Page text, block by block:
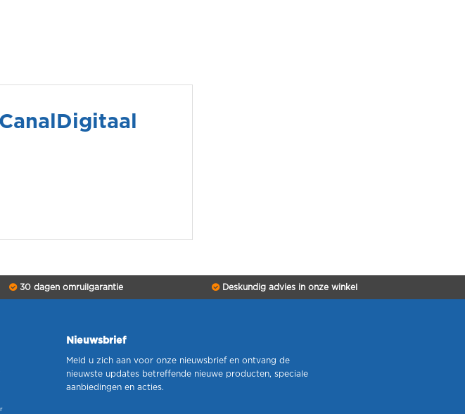
30 dagen omruilgarantie Deskundig advies in onze winkel
Nieuwsbrief
Meld u zich aan voor onze nieuwsbrief en ontvang de
nieuwste updates betreffende nieuwe producten, speciale
aanbiedingen en acties.